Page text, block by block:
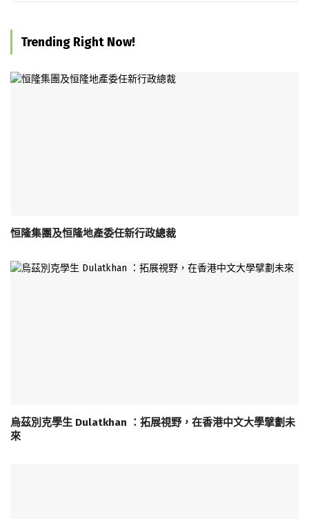
Trending Right Now!
恒隆集團及恒隆地產委任新行政總裁
烏茲別克學生 Dulatkhan ：拓展視野，在香港中文大學擘劃未
來